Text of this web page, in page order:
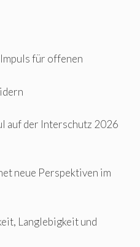
für offenen
auf der Interschutz 2026
neue Perspektiven im
Langlebigkeit und